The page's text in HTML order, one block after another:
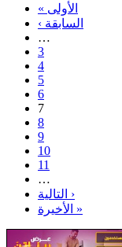
« الأولى
‹ السابقة
…
3
4
5
6
7
8
9
10
11
…
التالية ›
الأخيرة »